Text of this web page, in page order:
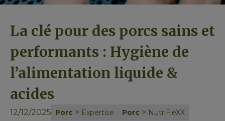
La clé pour des porcs sains et
performants : Hygiène de
l’alimentation liquide &
acides
12/12/2025 Porc > Expertise Porc > NutriFleXX